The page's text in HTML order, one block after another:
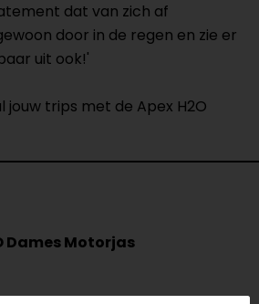
dat van zich af
door in de regen en zie er
uit ook!'
jouw trips met de Apex H2O
Dames Motorjas